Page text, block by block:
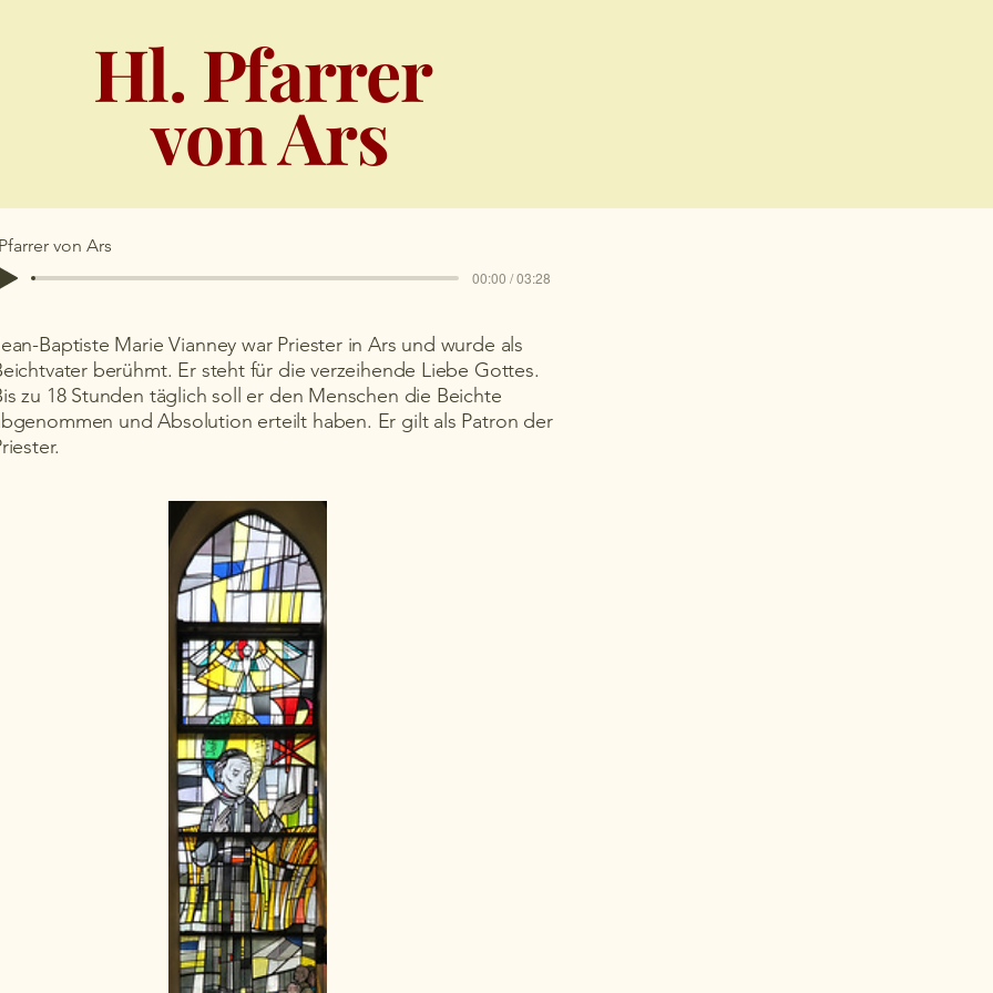
Hl. Pfarrer
von Ars
Pfarrer von Ars
00:00 / 03:28
Baptiste Marie Vianney war Priester in Ars und wurde als
berühmt. Er steht für die verzeihende Liebe Gottes.
zu 18 Stunden täglich soll er den Menschen die Beichte
und Absolution erteilt haben. Er gilt als Patron der